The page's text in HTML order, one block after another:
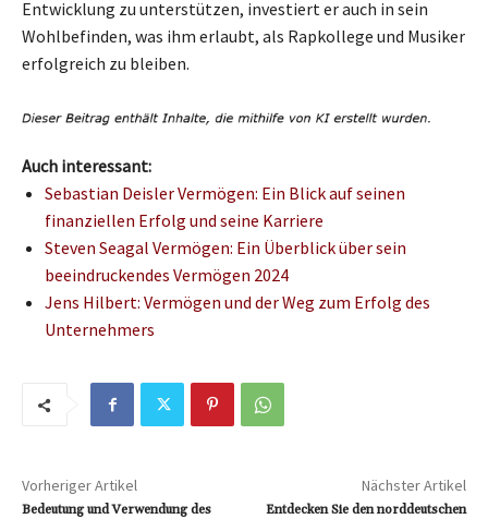
Entwicklung zu unterstützen, investiert er auch in sein
Wohlbefinden, was ihm erlaubt, als Rapkollege und Musiker
erfolgreich zu bleiben.
Auch interessant:
Sebastian Deisler Vermögen: Ein Blick auf seinen
finanziellen Erfolg und seine Karriere
Steven Seagal Vermögen: Ein Überblick über sein
beeindruckendes Vermögen 2024
Jens Hilbert: Vermögen und der Weg zum Erfolg des
Unternehmers
Vorheriger Artikel
Bedeutung und Verwendung des
Nächster Artikel
Entdecken Sie den norddeutschen